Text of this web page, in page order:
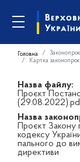
Головна
Картка
Назва файлу:
Проєкт
Назва
Проєкт
кодексу
пального до
директиви